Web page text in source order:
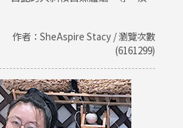
作者：SheAspire Stacy / 瀏覽次數
(6161299)